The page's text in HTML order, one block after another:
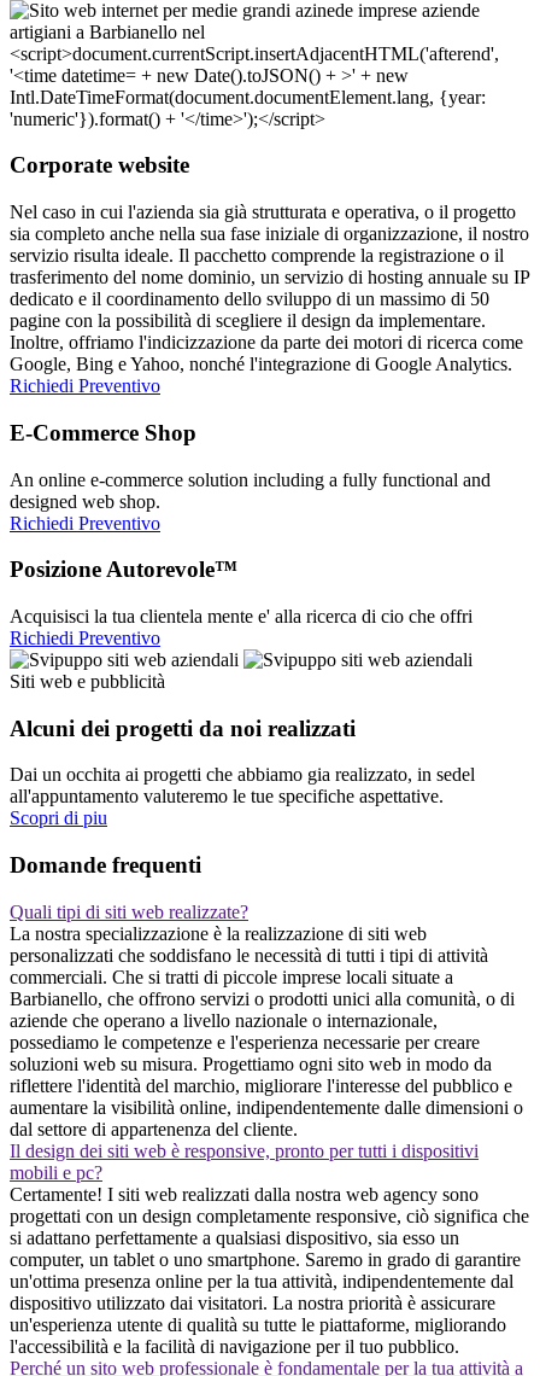
Corporate website
Nel caso in cui l'azienda sia già strutturata e operativa, o il progetto
sia completo anche nella sua fase iniziale di organizzazione, il nostro
servizio risulta ideale. Il pacchetto comprende la registrazione o il
trasferimento del nome dominio, un servizio di hosting annuale su IP
dedicato e il coordinamento dello sviluppo di un massimo di 50
pagine con la possibilità di scegliere il design da implementare.
Inoltre, offriamo l'indicizzazione da parte dei motori di ricerca come
Google, Bing e Yahoo, nonché l'integrazione di Google Analytics.
Richiedi Preventivo
E-Commerce Shop
An online e-commerce solution including a fully functional and
designed web shop.
Richiedi Preventivo
Posizione Autorevole™
Acquisisci la tua clientela mente e' alla ricerca di cio che offri
Richiedi Preventivo
Siti web e pubblicità
Alcuni dei progetti da noi realizzati
Dai un occhita ai progetti che abbiamo gia realizzato, in sedel
all'appuntamento valuteremo le tue specifiche aspettative.
Scopri di piu
Domande frequenti
Quali tipi di siti web realizzate?
La nostra specializzazione è la realizzazione di siti web
personalizzati che soddisfano le necessità di tutti i tipi di attività
commerciali. Che si tratti di piccole imprese locali situate a
Barbianello, che offrono servizi o prodotti unici alla comunità, o di
aziende che operano a livello nazionale o internazionale,
possediamo le competenze e l'esperienza necessarie per creare
soluzioni web su misura. Progettiamo ogni sito web in modo da
riflettere l'identità del marchio, migliorare l'interesse del pubblico e
aumentare la visibilità online, indipendentemente dalle dimensioni o
dal settore di appartenenza del cliente.
Il design dei siti web è responsive, pronto per tutti i dispositivi
mobili e pc?
Certamente! I siti web realizzati dalla nostra web agency sono
progettati con un design completamente responsive, ciò significa che
si adattano perfettamente a qualsiasi dispositivo, sia esso un
computer, un tablet o uno smartphone. Saremo in grado di garantire
un'ottima presenza online per la tua attività, indipendentemente dal
dispositivo utilizzato dai visitatori. La nostra priorità è assicurare
un'esperienza utente di qualità su tutte le piattaforme, migliorando
l'accessibilità e la facilità di navigazione per il tuo pubblico.
Perché un sito web professionale è fondamentale per la tua attività a